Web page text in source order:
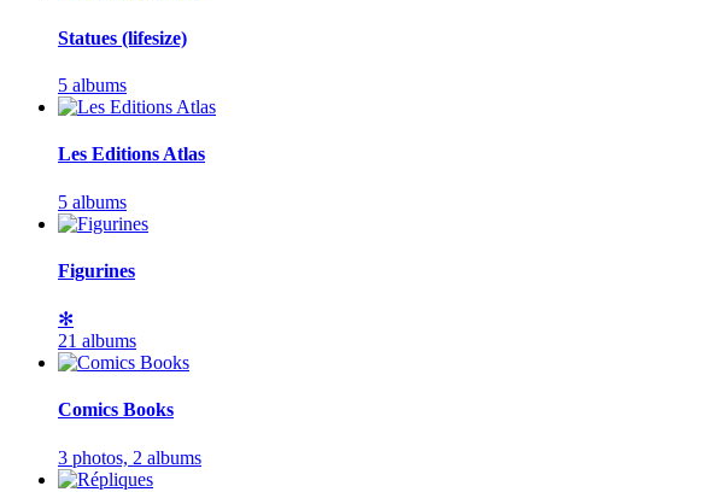
Statues (lifesize)
5 albums
Les Editions Atlas
5 albums
Figurines
✻
21 albums
Comics Books
3 photos, 2 albums